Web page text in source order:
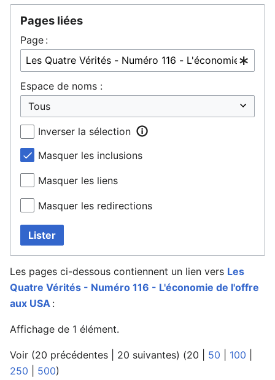
Pages liées
Page :
Espace de noms :
Inverser la sélection
Masquer les inclusions
Masquer les liens
Masquer les redirections
Lister
Les pages ci-dessous contiennent un lien vers Les
Quatre Vérités - Numéro 116 - L'économie de l'offre
aux USA :
Affichage de 1 élément.
Voir (20 précédentes 20 suivantes) (20 50 100
250
500)